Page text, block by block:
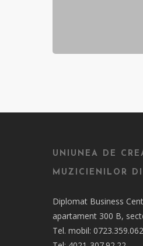
UNIUNEA DE
MUZICIENILOR
Diplomat Business
apartament 300 B,
Tel. mobil: 0723.359.062